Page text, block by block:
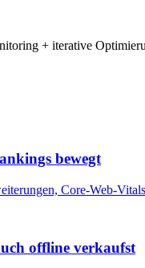
+ iterative
bewegt
Core-Web-
offline verkaufst